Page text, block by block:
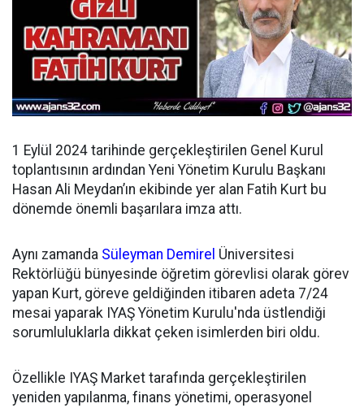
1 Eylül 2024 tarihinde gerçekleştirilen Genel Kurul
toplantısının ardından Yeni Yönetim Kurulu Başkanı
Hasan Ali Meydan’ın ekibinde yer alan Fatih Kurt bu
dönemde önemli başarılara imza attı.
Aynı zamanda Süleyman Demirel Üniversitesi
Rektörlüğü bünyesinde öğretim görevlisi olarak görev
yapan Kurt, göreve geldiğinden itibaren adeta 7/24
mesai yaparak IYAŞ Yönetim Kurulu'nda üstlendiği
sorumluluklarla dikkat çeken isimlerden biri oldu.
Özellikle IYAŞ Market tarafında gerçekleştirilen
yeniden yapılanma, finans yönetimi, operasyonel